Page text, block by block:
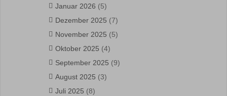
Januar 2026 (5)
Dezember 2025 (7)
November 2025 (5)
Oktober 2025 (4)
September 2025 (9)
August 2025 (3)
Juli 2025 (8)